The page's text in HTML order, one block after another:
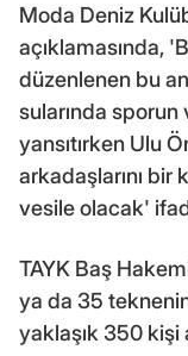
Moda Deniz
açıklamasında,
düzenlenen bu
sularında sporun
yansıtırken Ulu
arkadaşlarını
vesile olacak'
TAYK Baş
ya da 35
yaklaşık 350 kişi